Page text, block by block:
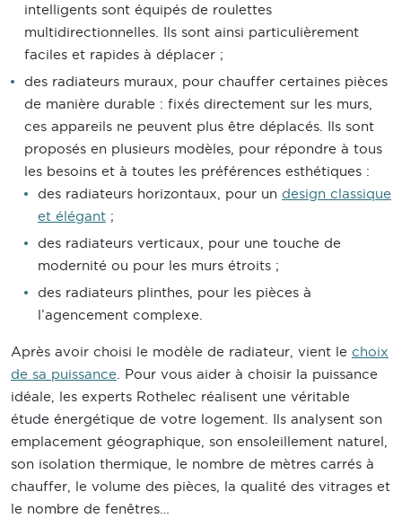
intelligents sont équipés de roulettes
multidirectionnelles. Ils sont ainsi particulièrement
faciles et rapides à déplacer ;
des radiateurs muraux, pour chauffer certaines pièces
de manière durable : fixés directement sur les murs,
ces appareils ne peuvent plus être déplacés. Ils sont
proposés en plusieurs modèles, pour répondre à tous
les besoins et à toutes les préférences esthétiques :
des radiateurs horizontaux, pour un design classique
et élégant ;
des radiateurs verticaux, pour une touche de
modernité ou pour les murs étroits ;
des radiateurs plinthes, pour les pièces à
l’agencement complexe.
Après avoir choisi le modèle de radiateur, vient le choix
de sa puissance . Pour vous aider à choisir la puissance
idéale, les experts Rothelec réalisent une véritable
étude énergétique de votre logement. Ils analysent son
emplacement géographique, son ensoleillement naturel,
son isolation thermique, le nombre de mètres carrés à
chauffer, le volume des pièces, la qualité des vitrages et
le nombre de fenêtres…